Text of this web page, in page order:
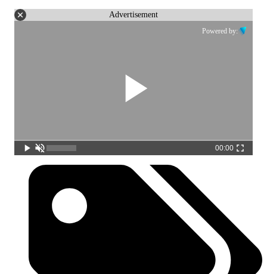
Advertisement
Powered by:
00:00